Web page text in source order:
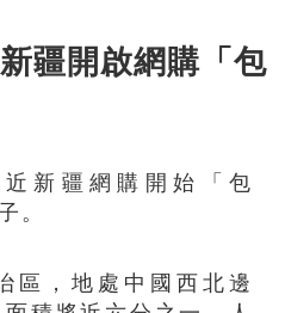
疆開啟網購「包
疆網購開始「包
。
，地處中國西北邊